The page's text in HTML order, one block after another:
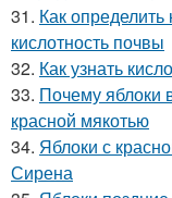
31. Как
кислотность почвы
32. Как узнать
33. Почему яблоки
красной мякотью
34. Яблоки с
Сирена